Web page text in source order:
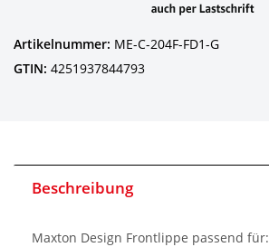
Artikelnummer: ME-C-204F-FD1-G
GTIN: 4251937844793
Beschreibung
Maxton Design Frontlippe passend für: